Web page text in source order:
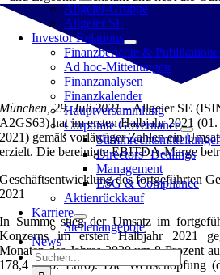
Allgeier-Gruppe
Allgeier SE
Investor Relations
Finanzberichte &
Ad hoc-Mitteilungen
Finanzanalysen
Finanzkalender
Hauptversammlung
Corporate Governance
Directors‘ Dealings
Management
ESG & Compliance
Aktienrückkauf
Karriere
Stellenangebote
News
Suche
nach:
München, 29. Juli 2021 –Allgeier SE
A2GS63) hat im ersten Halbjahr 2021 (01.
2021) gemäß vorläufiger Zahlen ein
erzielt. Die bereinigte EBITDA-Marge
Geschäftsentwicklung des fortgeführten
2021
In Summe stieg der Umsatz im
Konzerns im ersten Halbjahr 2021
Monaten des Jahres 2020 um 8 Prozent
178,4 Mio. Euro). Die Wertschöpfung